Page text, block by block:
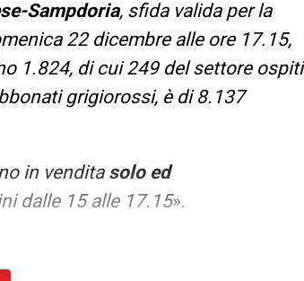
Sampdoria, sfida valida per la
22 dicembre alle ore 17.15,
1.824, di cui 249 del settore ospiti
grigiorossi, è di 8.137
in vendita solo ed
dalle 15 alle 17.15».